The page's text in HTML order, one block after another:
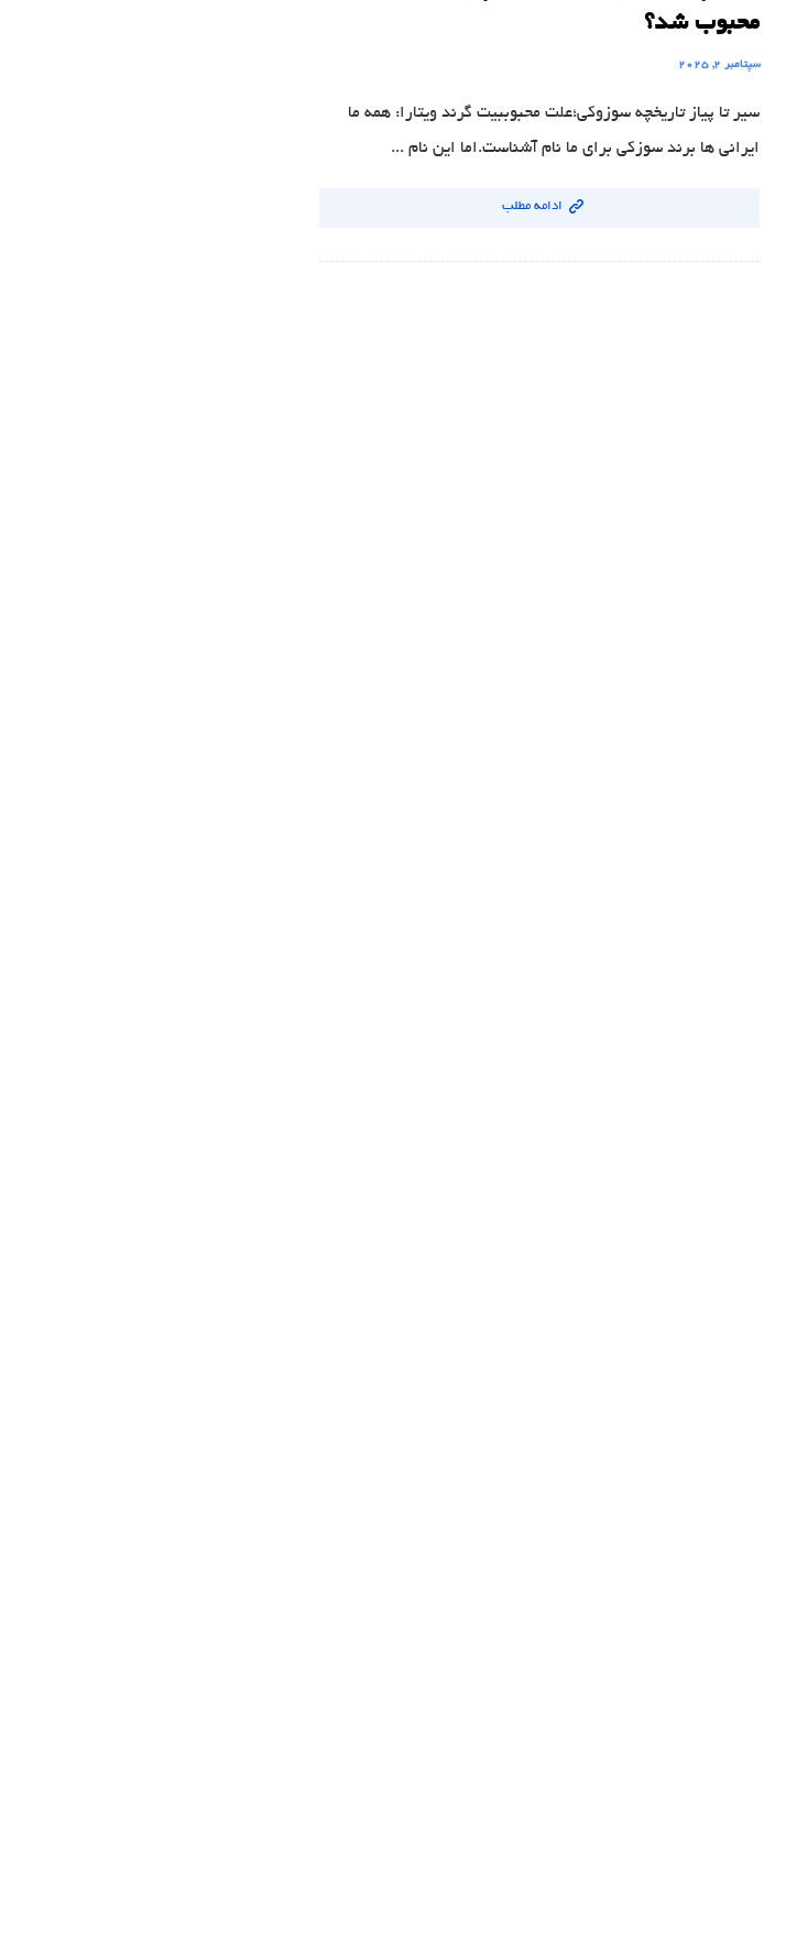
محبوب شد؟
سپتامبر ۲, ۲۰۲۵
سیر تا پیاز تاریخچه سوزوکی؛علت محبوببیت گرند ویتارا: همه ما
ایرانی ها برند سوزکی برای ما نام آشناست.اما این نام ...
ادامه مطلب